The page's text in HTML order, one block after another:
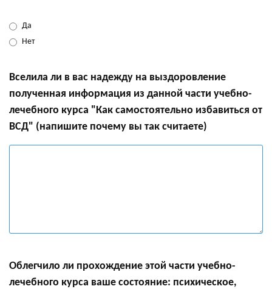
Да
Нет
Вселила ли в вас надежду на выздоровление
полученная информация из данной части учебно-
лечебного курса "Как самостоятельно избавиться от
ВСД" (напишите почему вы так считаете)
Облегчило ли прохождение этой части учебно-
лечебного курса ваше состояние: психическое,